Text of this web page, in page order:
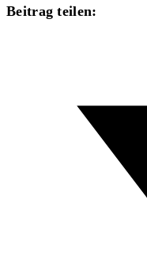
Beitrag teilen: